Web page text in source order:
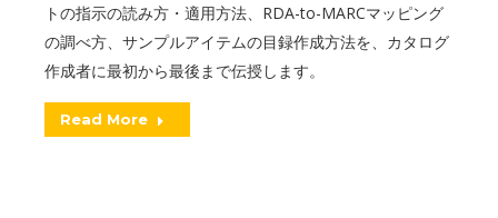
トの指示の読み方・適用方法、RDA-to-MARCマッピング
の調べ方、サンプルアイテムの目録作成方法を、カタログ
作成者に最初から最後まで伝授します。
Read More